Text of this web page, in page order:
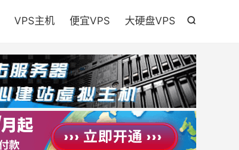

VPS主机 便宜VPS 大硬盘VPS